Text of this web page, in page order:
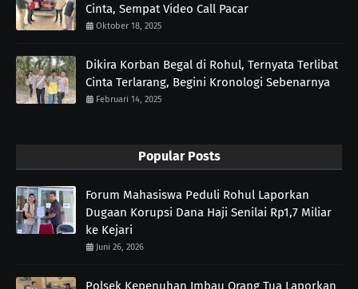
Cinta, Sempat Video Call Pacar
Oktober 18, 2025
Dikira Korban Begal di Rohul, Ternyata Terlibat
Cinta Terlarang, Begini Kronologi Sebenarnya
Februari 14, 2025
Popular Posts
Forum Mahasiswa Peduli Rohul Laporkan
Dugaan Korupsi Dana Haji Senilai Rp1,7 Miliar
ke Kejari
Juni 26, 2026
Polsek Kepenuhan Imbau Orang Tua Laporkan